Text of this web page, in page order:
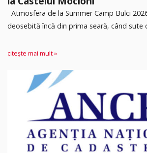
Atmosfera de la Summer Camp Bulci
deosebită încă din prima seară, când sute
citește mai mult »